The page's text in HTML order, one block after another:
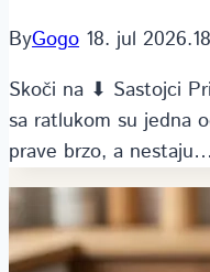
ByGogo 18. jul 2026.
Skoči na ⬇ Sastojci
sa ratlukom su jedna
prave brzo, a nestaju…